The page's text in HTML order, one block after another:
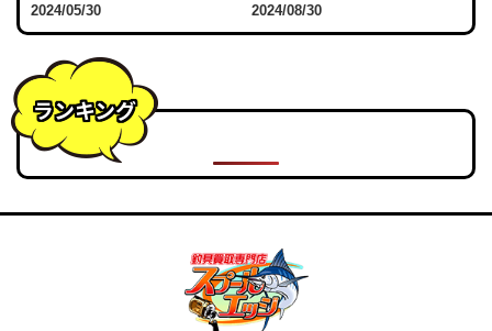
2024/05/30
2024/08/30
ランキング